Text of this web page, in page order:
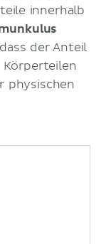
innerhalb
der Anteil
Körperteilen
physischen